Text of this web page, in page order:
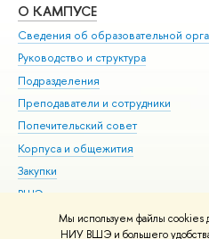
Мы используем файлы cookies
НИУ ВШЭ и большего
О КАМПУСЕ
Сведения об образовательной
Руководство и структура
Подразделения
Преподаватели и сотрудники
Попечительский совет
Корпуса и общежития
Закупки
ВШЭ для студентов с
здоровья и инвалидностью
Версия для слабовидящих